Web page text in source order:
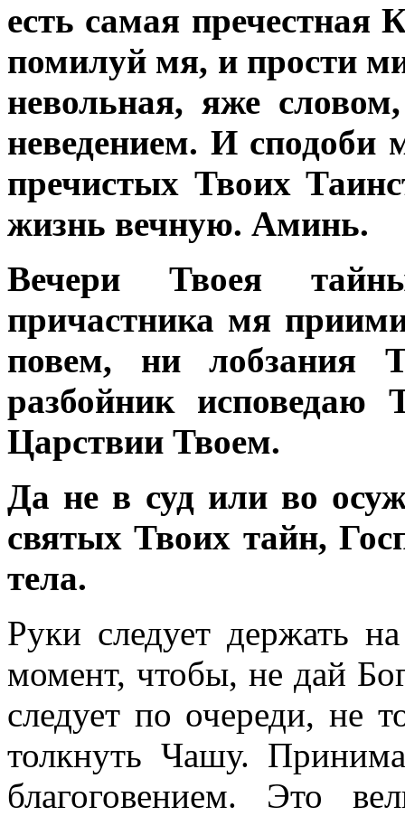
есть самая
помилуй мя, и прости
невольная, яже
неведением. И сподоби
пречистых Твоих
жизнь вечную. Аминь.
Вечери Твоея
причастника мя
повем, ни
разбойник
Царствии Твоем.
Да не в суд или во
святых Твоих тайн,
тела.
Руки следует держать
момент, чтобы, не дай
следует по очереди, не
толкнуть Чашу.
благоговением. Это